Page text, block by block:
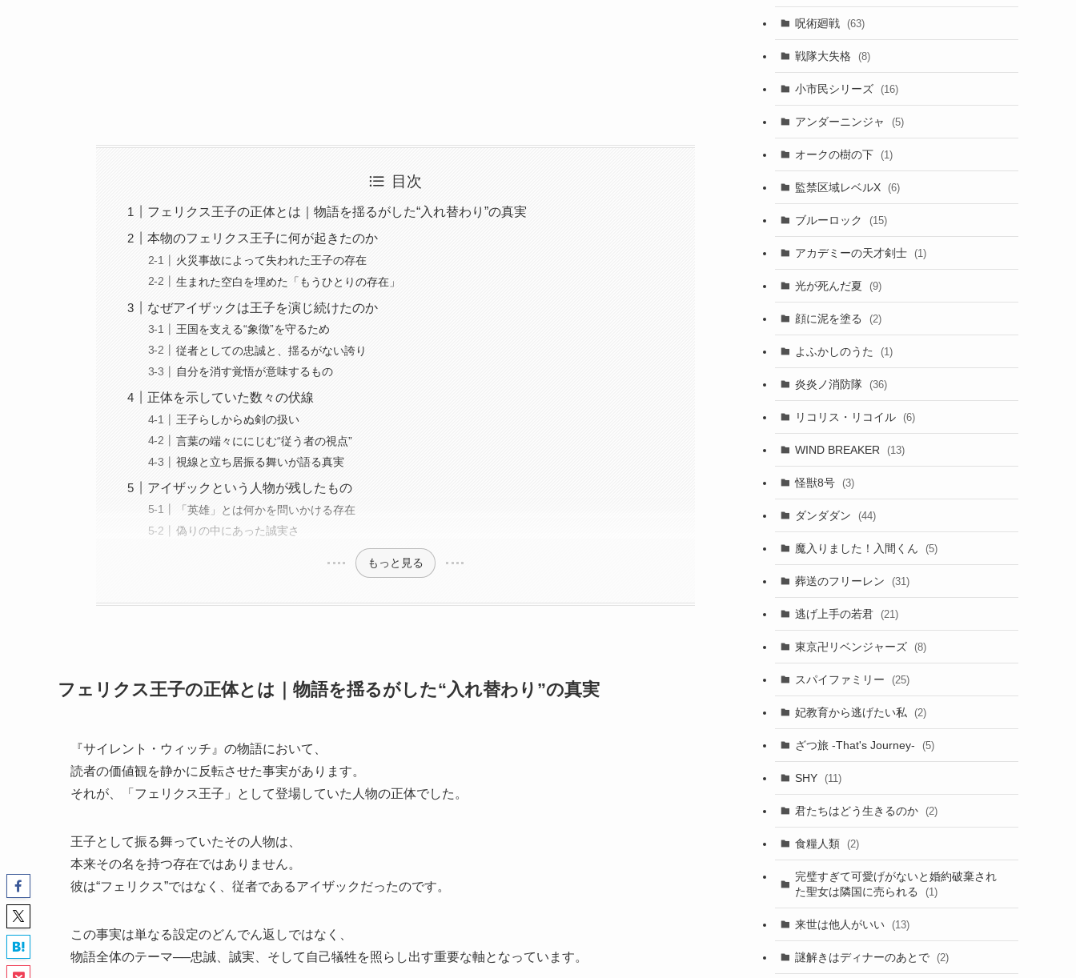
目次
フェリクス王子の正体とは｜物語を揺るがした“入れ替わり”の真実
本物のフェリクス王子に何が起きたのか
火災事故によって失われた王子の存在
生まれた空白を埋めた「もうひとりの存在」
なぜアイザックは王子を演じ続けたのか
王国を支える“象徴”を守るため
従者としての忠誠と、揺るがない誇り
自分を消す覚悟が意味するもの
正体を示していた数々の伏線
王子らしからぬ剣の扱い
言葉の端々ににじむ“従う者の視点”
視線と立ち居振る舞いが語る真実
アイザックという人物が残したもの
「英雄」とは何かを問いかける存在
偽りの中にあった誠実さ
もっと見る
フェリクス王子の正体とは｜物語を揺るがした“入れ替わり”の真実
『サイレント・ウィッチ』の物語において、
読者の価値観を静かに反転させた事実があります。
それが、「フェリクス王子」として登場していた人物の正体でした。
王子として振る舞っていたその人物は、
本来その名を持つ存在ではありません。
彼は“フェリクス”ではなく、従者であるアイザックだったのです。
この事実は単なる設定のどんでん返しではなく、
物語全体のテーマ──忠誠、誠実、そして自己犠牲を照らし出す重要な軸となっています。
呪術廻戦 (63)
戦隊大失格 (8)
小市民シリーズ (16)
アンダーニンジャ (5)
オークの樹の下 (1)
監禁区域レベルX (6)
ブルーロック (15)
アカデミーの天才剣士 (1)
光が死んだ夏 (9)
顔に泥を塗る (2)
よふかしのうた (1)
炎炎ノ消防隊 (36)
リコリス・リコイル (6)
WIND BREAKER (13)
怪獣8号 (3)
ダンダダン (44)
魔入りました！入間くん (5)
葬送のフリーレン (31)
逃げ上手の若君 (21)
東京卍リベンジャーズ (8)
スパイファミリー (25)
妃教育から逃げたい私 (2)
ざつ旅 -That's Journey- (5)
SHY (11)
君たちはどう生きるのか (2)
食糧人類 (2)
完璧すぎて可愛げがないと婚約破棄され
た聖女は隣国に売られる
(1)
来世は他人がいい (13)
謎解きはディナーのあとで (2)